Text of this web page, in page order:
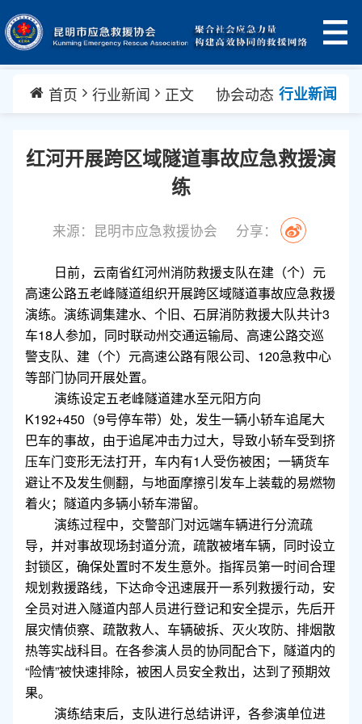
首页 行业新闻 正文 协会动态 行业新闻
红河开展跨区域隧道事故应急救援演
练
来源：昆明市应急救援协会 分享：
日前，云南省红河州消防救援支队在建（个）元
高速公路五老峰隧道组织开展跨区域隧道事故应急救援
演练。演练调集建水、个旧、石屏消防救援大队共计3
车18人参加，同时联动州交通运输局、高速公路交巡
警支队、建（个）元高速公路有限公司、120急救中心
等部门协同开展处置。
演练设定五老峰隧道建水至元阳方向
K192+450（9号停车带）处，发生一辆小轿车追尾大
巴车的事故，由于追尾冲击力过大，导致小轿车受到挤
压车门变形无法打开，车内有1人受伤被困；一辆货车
避让不及发生侧翻，与地面摩擦引发车上装载的易燃物
着火；隧道内多辆小轿车滞留。
演练过程中，交警部门对远端车辆进行分流疏
导，并对事故现场封道分流，疏散被堵车辆，同时设立
封锁区，确保处置时不发生意外。指挥员第一时间合理
规划救援路线，下达命令迅速展开一系列救援行动，安
全员对进入隧道内部人员进行登记和安全提示，先后开
展灾情侦察、疏散救人、车辆破拆、灭火攻防、排烟散
热等实战科目。在各参演人员的协同配合下，隧道内的
“险情”被快速排除，被困人员安全救出，达到了预期效
果。
演练结束后，支队进行总结讲评，各参演单位进